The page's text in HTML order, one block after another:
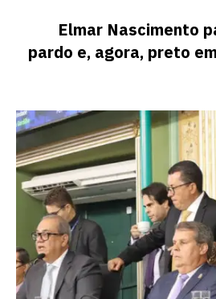
Elmar Nascimento
pardo e, agora, preto